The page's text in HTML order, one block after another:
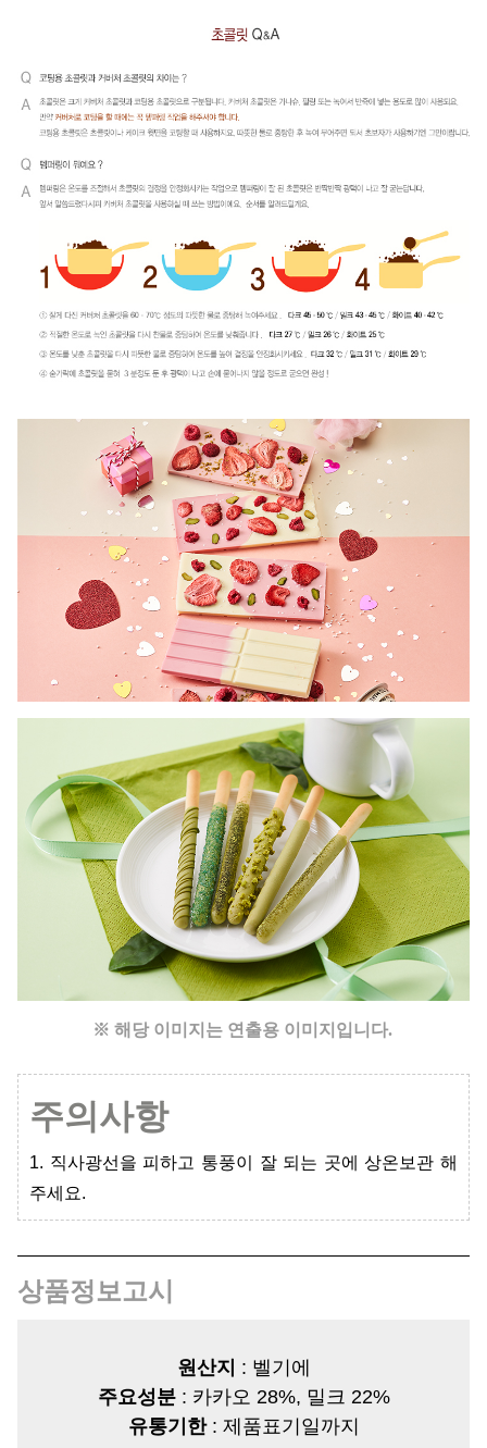
※ 해당 이미지는 연출용 이미지입니다.
주의사항
1. 직사광선을 피하고 통풍이 잘 되는 곳에 상온보관 해
주세요.
상품정보고시
원산지 : 벨기에
주요성분 : 카카오 28%, 밀크 22%
유통기한 : 제품표기일까지